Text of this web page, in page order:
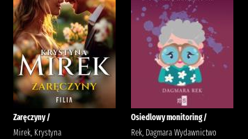
Zaręczyny /
Mirek, Krystyna
Osiedlowy monitoring /
Rek, Dagmara Wydawnictwo